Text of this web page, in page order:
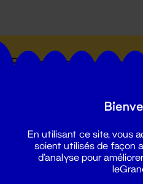
Suivez toutes les
En utilisant ce site, vous
soient utilisés de façon
d'analyse pour